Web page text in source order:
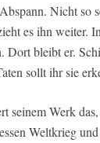
Nicht so
es ihn weiter.
bleibt er.
sollt ihr sie
seinem Werk
Weltkrieg und